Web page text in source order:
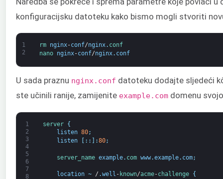
konfiguracijsku datoteku kako bismo mogli stvoriti
1
2
rm nginx-conf/nginx. conf
nano nginx-conf/nginx. conf
U sada praznu nginx.conf datoteku dodajte sljedeći
ste učinili ranije, zamijenite example.com domenu
1
2
3
4
5
6
7
8
server
{
listen 80;
listen
: : :80;
server_name example. com www.example. com;
location ~ / .well - known/acme-challenge
{